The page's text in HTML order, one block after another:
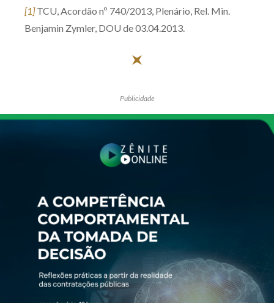
[1]TCU, Acordão nº 740/2013, Plenário, Rel. Min.
Benjamin Zymler, DOU de 03.04.2013.
Publicidade